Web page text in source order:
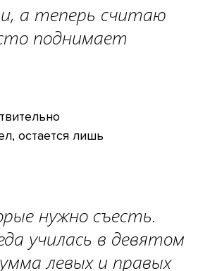
а теперь считаю
поднимает
остается лишь
нужно съесть.
училась в девятом
левых и правых